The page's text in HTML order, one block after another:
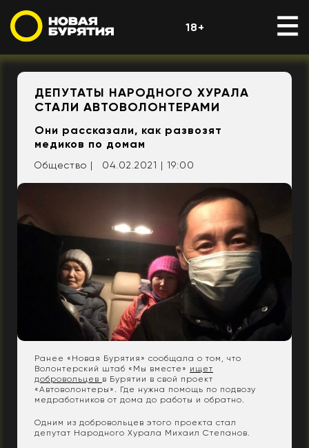
18+
ДЕПУТАТЫ НАРОДНОГО ХУРАЛА
СТАЛИ АВТОВОЛОНТЕРАМИ
Они рассказали, как развозят
медиков по домам
Общество | 04.02.2021 | 19:00
Ранее «Новая Бурятия» сообщала о том, что
Волонтерский штаб «Мы вместе» ищет
добровольцев в Бурятии в свой проект
«Автоволонтеры». Где нужна помощь по подвозу
медработников от дома до работы и обратно.
Одним из добровольцев этого проекта стал
депутат Народного Хурала Михаил Степанов.